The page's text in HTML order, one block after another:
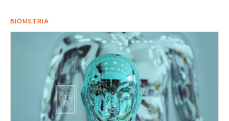
BIOMETRIA